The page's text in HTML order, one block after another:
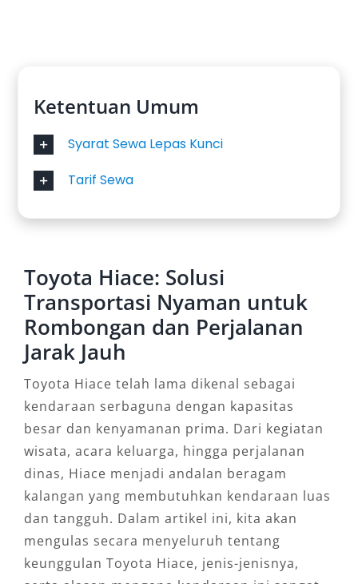
Ketentuan Umum
Syarat Sewa Lepas Kunci
Tarif Sewa
Toyota Hiace: Solusi
Transportasi Nyaman untuk
Rombongan dan Perjalanan
Jarak Jauh
Toyota Hiace telah lama dikenal sebagai
kendaraan serbaguna dengan kapasitas
besar dan kenyamanan prima. Dari kegiatan
wisata, acara keluarga, hingga perjalanan
dinas, Hiace menjadi andalan beragam
kalangan yang membutuhkan kendaraan luas
dan tangguh. Dalam artikel ini, kita akan
mengulas secara menyeluruh tentang
keunggulan Toyota Hiace, jenis-jenisnya,